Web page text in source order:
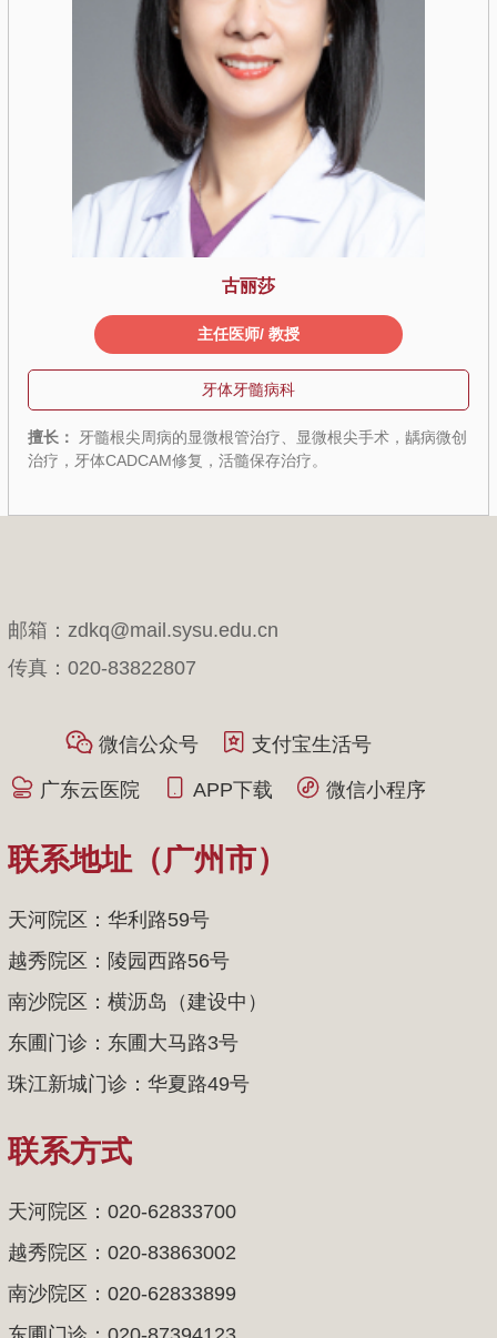
微创
主任医师
牙体牙髓病科
擅长： 牙体CAD/CAM全瓷修复，龋病微创充填与活髓保
髓根尖周病的显微根管治疗与显微根尖手术。
邮箱：zdkq@mail.sysu.edu.cn
传真：020-83822807
微信公众号 支付宝生活号
广东云医院 APP下载 微信小程序
联系地址（广州市）
天河院区：华利路59号
越秀院区：陵园西路56号
南沙院区：横沥岛（建设中）
东圃门诊：东圃大马路3号
珠江新城门诊：华夏路49号
联系方式
天河院区：020-62833700
越秀院区：020-83863002
南沙院区：020-62833899